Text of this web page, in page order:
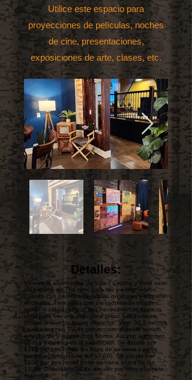
Utilice este espacio para
proyecciones de películas, noches
de cine, presentaciones,
exposiciones de arte, clases, etc.
Detalles:
Vice es la abreviatura de Video Central y es la sala
más íntima de The Hive para ver y editar videos.
Cuenta con paredes de ladrillo originales y amplios
enchufes. Tres sofás con elevadores se pueden
mover o ajustar según sea necesario. Un espacio
ideal para ver una película o filmar. Las cortinas
azules le dan un toque diferente. Vice: 36,5 metros
cuadrados con TV de proyección, potente sonido
envolvente y reproductor Sonos. Acceso a internet
Wi-Fi y Ethernet en la habitación. Se alquila por
$125 por tres horas los fines de semana y entre
semana (después de las 17:00). Se alquila por
$100 por tres horas entre semana antes de las
17:00. Disponibilidad de alquiler por hora y horario
extendido.